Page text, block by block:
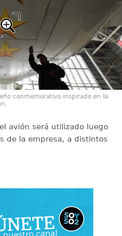
conmemorativo inspirado en la
avión será utilizado luego
de la empresa, a distintos